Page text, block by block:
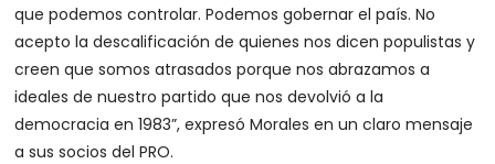
que podemos controlar. Podemos gobernar el país. No
acepto la descalificación de quienes nos dicen populistas y
creen que somos atrasados porque nos abrazamos a
ideales de nuestro partido que nos devolvió a la
democracia en 1983”, expresó Morales en un claro mensaje
a sus socios del PRO.